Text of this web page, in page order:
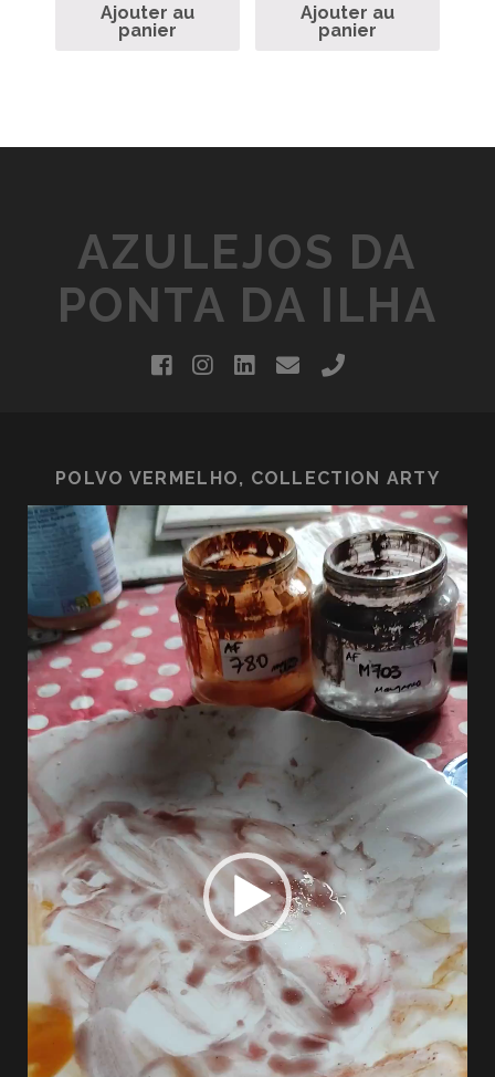
Ajouter au
panier
Ajouter au
panier
AZULEJOS DA
PONTA DA ILHA
facebook
instagram
linkedin
emailphone
POLVO VERMELHO, COLLECTION ARTY
Lecteur
vidéo